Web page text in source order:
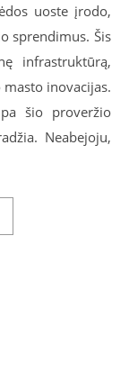
uoste įrodo,
sprendimus. Šis
infrastruktūrą,
inovacijas.
šio proveržio
Neabejoju,